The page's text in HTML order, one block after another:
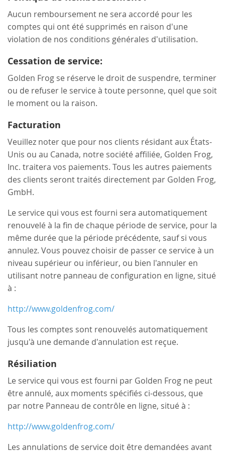
Aucun remboursement ne sera accordé pour les
comptes qui ont été supprimés en raison d'une
violation de nos conditions générales d'utilisation.
Cessation de service:
Golden Frog se réserve le droit de suspendre, terminer
ou de refuser le service à toute personne, quel que soit
le moment ou la raison.
Facturation
Veuillez noter que pour nos clients résidant aux États-
Unis ou au Canada, notre société affiliée, Golden Frog,
Inc. traitera vos paiements. Tous les autres paiements
des clients seront traités directement par Golden Frog,
GmbH.
Le service qui vous est fourni sera automatiquement
renouvelé à la fin de chaque période de service, pour la
même durée que la période précédente, sauf si vous
annulez. Vous pouvez choisir de passer ce service à un
niveau supérieur ou inférieur, ou bien l'annuler en
utilisant notre panneau de configuration en ligne, situé
à :
http://www.goldenfrog.com/
Tous les comptes sont renouvelés automatiquement
jusqu'à une demande d'annulation est reçue.
Résiliation
Le service qui vous est fourni par Golden Frog ne peut
être annulé, aux moments spécifiés ci-dessous, que
par notre Panneau de contrôle en ligne, situé à :
http://www.goldenfrog.com/
Les annulations de service doit être demandées avant